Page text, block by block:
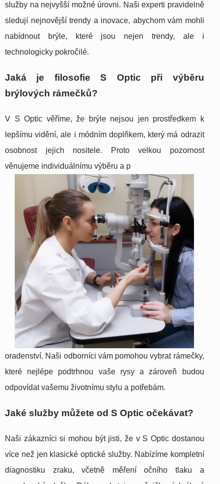
služby na nejvyšší možné úrovni. Naši experti pravidelně
sledují nejnovější trendy a inovace, abychom vám mohli
nabídnout brýle, které jsou nejen trendy, ale i
technologicky pokročilé.
Jaká je filosofie S Optic při výběru
brýlových rámečků?
V S Optic věříme, že brýle nejsou jen prostředkem k
lepšímu vidění, ale i módním doplňkem, který má odrazit
osobnost jejich nositele. Proto velkou pozornost
věnujeme individuálnímu výběru a p
oradenství. Naši odborníci vám pomohou vybrat rámečky,
které nejlépe podtrhnou vaše rysy a zároveň budou
odpovídat vašemu životnímu stylu a potřebám.
Jaké služby můžete od S Optic očekávat?
Naši zákazníci si mohou být jisti, že v S Optic dostanou
více než jen klasické optické služby. Nabízíme kompletní
diagnostiku zraku, včetně měření očního tlaku a